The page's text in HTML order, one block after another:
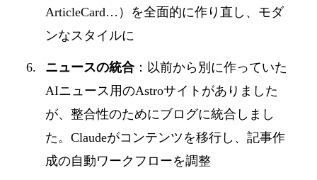
ArticleCard…）を全面的に作り直し、モダ
ンなスタイルに
ニュースの統合 ：以前から別に作っていた
AIニュース用のAstroサイトがありました
が、整合性のためにブログに統合しまし
た。Claudeがコンテンツを移行し、記事作
成の自動ワークフローを調整